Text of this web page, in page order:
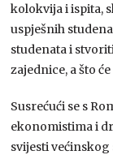
kolokvija i ispita,
uspješnih
studenata i
zajednice, a što
Susrećući se s
ekonomistima i
svijesti većinskog